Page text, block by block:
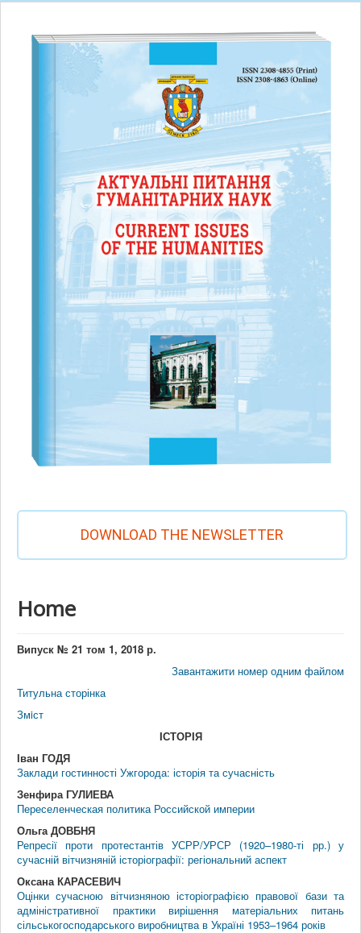
DOWNLOAD THE NEWSLETTER
Home
Випуск № 21 том 1, 2018 р.
Завантажити номер одним файлом
Титульна сторінка
Змiст
IСТОРIЯ
Іван ГОДЯ
Заклади гостинності Ужгорода: історія та сучасність
Зенфира ГУЛИЕВА
Переселенческая политика Российской империи
Ольга ДОВБНЯ
Репресії проти протестантів УСРР/УРСР (1920–1980-ті рр.) у
сучасній вітчизняній історіографії: регіональний аспект
Оксана КАРАСЕВИЧ
Оцінки сучасною вітчизняною історіографією правової бази та
адміністративної практики вирішення матеріальних питань
сільськогосподарського виробництва в Україні 1953–1964 років